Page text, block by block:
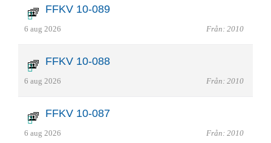
FFKV 10-089
6 aug 2026 Från: 2010
FFKV 10-088
6 aug 2026 Från: 2010
FFKV 10-087
6 aug 2026 Från: 2010